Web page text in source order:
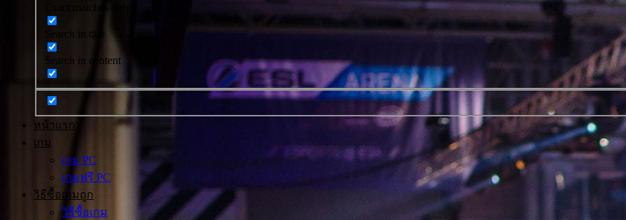
Exact matches only
Search in title
Search in content
หน้าแรก
เกม
เกม PC
เกมฟรี PC
วิธีซื้อเกมถูก
วิธีซื้อเกม